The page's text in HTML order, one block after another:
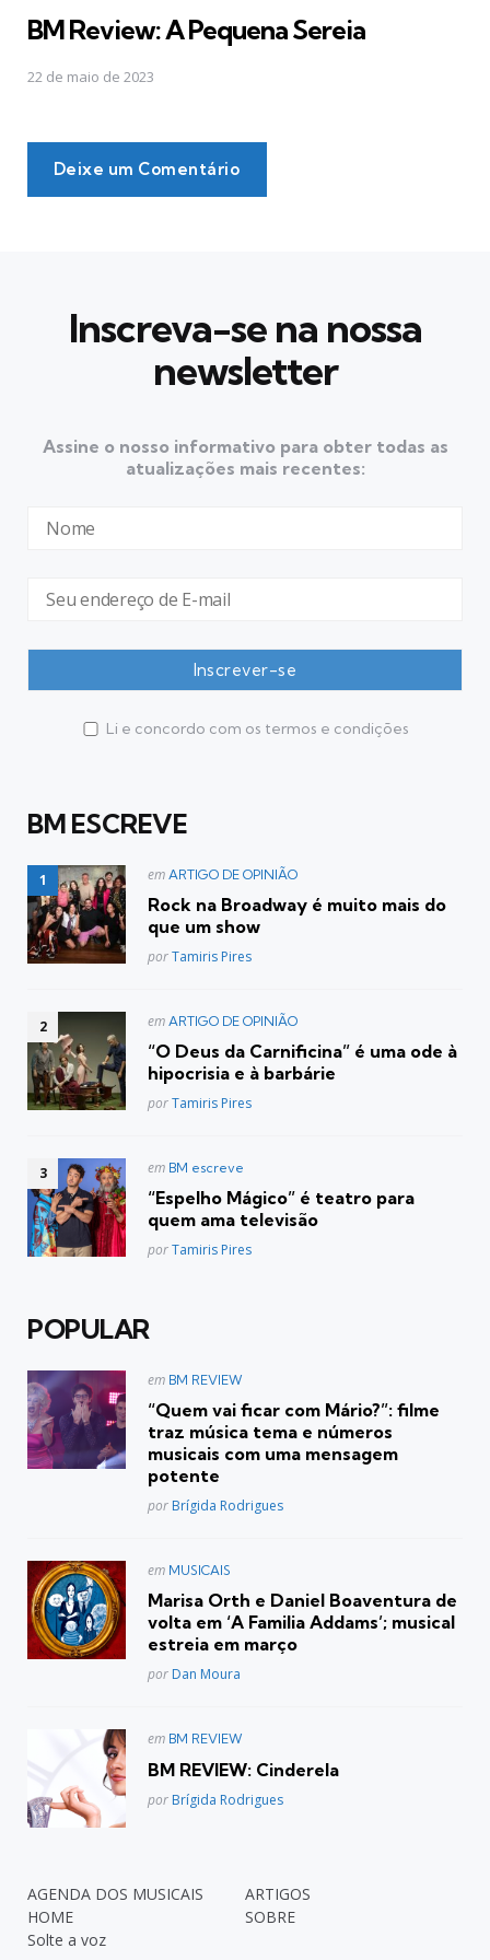
BM Review: A Pequena Sereia
22 de maio de 2023
Deixe um Comentário
Inscreva-se na nossa
newsletter
Assine o nosso informativo para obter todas as
atualizações mais recentes:
Li e concordo com os termos e condições
BM ESCREVE
Postado
em ARTIGO DE OPINIÃO
Rock na Broadway é muito mais do
que um show
Posted
porTamiris Pires
Postado
em ARTIGO DE OPINIÃO
“O Deus da Carnificina” é uma ode à
hipocrisia e à barbárie
Posted
porTamiris Pires
Postado
em BM escreve
“Espelho Mágico” é teatro para
quem ama televisão
Posted
porTamiris Pires
POPULAR
Postado
em BM REVIEW
“Quem vai ficar com Mário?”: filme
traz música tema e números
musicais com uma mensagem
potente
Posted
por Brígida Rodrigues
Postado
em MUSICAIS
Marisa Orth e Daniel Boaventura de
volta em ‘A Familia Addams’; musical
estreia em março
Posted
por Dan Moura
Postado
em BM REVIEW
BM REVIEW: Cinderela
Posted
por Brígida Rodrigues
AGENDA DOS MUSICAIS
ARTIGOS
HOME
SOBRE
Solte a voz